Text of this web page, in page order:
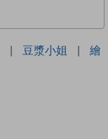
| 豆漿小姐 |
繪